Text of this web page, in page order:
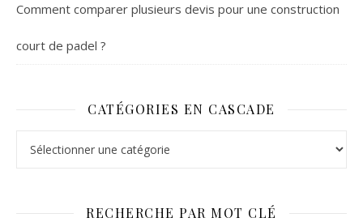
Comment comparer plusieurs devis pour une construction
court de padel ?
CATÉGORIES EN CASCADE
RECHERCHE PAR MOT CLÉ